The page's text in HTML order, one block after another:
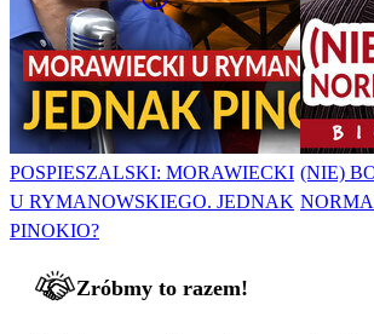
POSPIESZALSKI: MORAWIECKI
U RYMANOWSKIEGO. JEDNAK
PINOKIO?
(NIE)
Zróbmy to razem!